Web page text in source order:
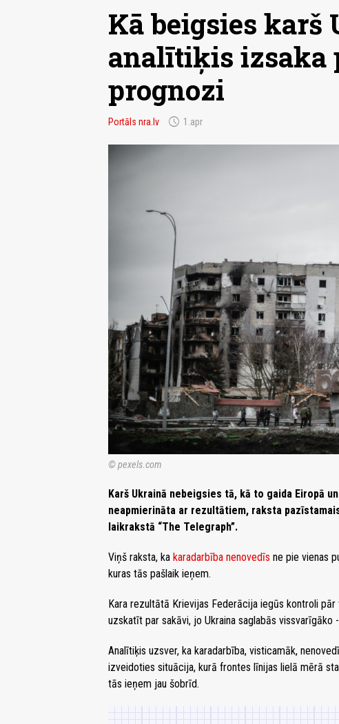
Kā beigsies karš
analītiķis izsaka
prognozi
Portāls nra.lv schedule 1.apr
© pexels.com
Karš Ukrainā nebeigsies tā, kā to gaida Eiropā
neapmierināta ar rezultātiem, raksta
laikrakstā “The Telegraph”.
Viņš raksta, ka karadarbība nenovedīs ne pie vienas
kuras tās pašlaik ieņem.
Kara rezultātā Krievijas Federācija iegūs kontroli
uzskatīt par sakāvi, jo Ukraina saglabās vissvarīgāko
Analītiķis uzsver, ka karadarbība, visticamāk,
izveidoties situācija, kurā frontes līnijas lielā mērā
tās ieņem jau šobrīd.